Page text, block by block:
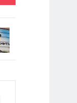
Долг «Роснефти»
5,2 триллиона